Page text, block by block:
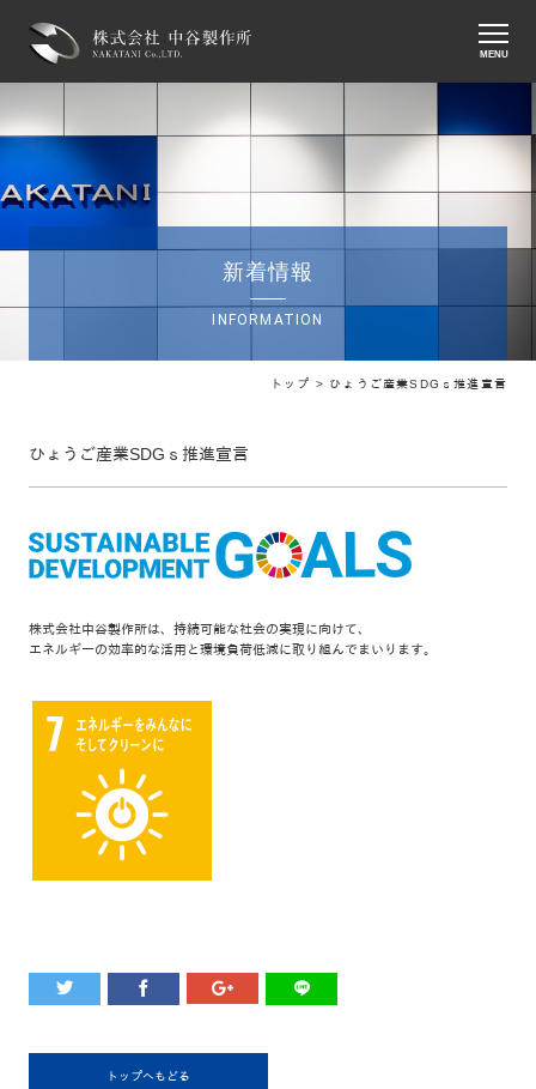
MENU
新着情報
INFORMATION
トップ > ひょうご産業SDGｓ推進宣言
ひょうご産業SDGｓ推進宣言
株式会社中谷製作所は、持続可能な社会の実現に向けて、
エネルギーの効率的な活用と環境負荷低減に取り組んでまいります。
トップへもどる